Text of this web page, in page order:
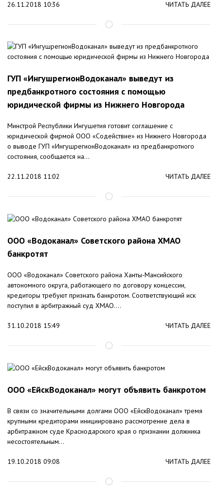
26.11.2018 10:36 ЧИТАТЬ ДАЛЕЕ
ГУП «ИнгушрегионВодоканал» выведут из
предбанкротного состояния с помощью
юридической фирмы из Нижнего Новгорода
Минстрой Республики Ингушетия готовит соглашение с
юридической фирмой ООО «Содействие» из Нижнего Новгорода
о выводе ГУП «ИнгушрегионВодоканал» из предбанкротного
состояния, сообщается на...
22.11.2018 11:02 ЧИТАТЬ ДАЛЕЕ
ООО «Водоканал» Советского района ХМАО
банкротят
ООО «Водоканал» Советского района Ханты-Мансийского
автономного округа, работающего по договору концессии,
кредиторы требуют признать банкротом. Соответствующий иск
поступил в арбитражный суд ХМАО....
31.10.2018 15:49 ЧИТАТЬ ДАЛЕЕ
ООО «ЕйскВодоканал» могут объявить банкротом
В связи со значительными долгами ООО «ЕйскВодоканал» тремя
крупными кредиторами инициировано рассмотрение дела в
арбитражном суде Краснодарского края о признании должника
несостоятельным...
19.10.2018 09:08 ЧИТАТЬ ДАЛЕЕ